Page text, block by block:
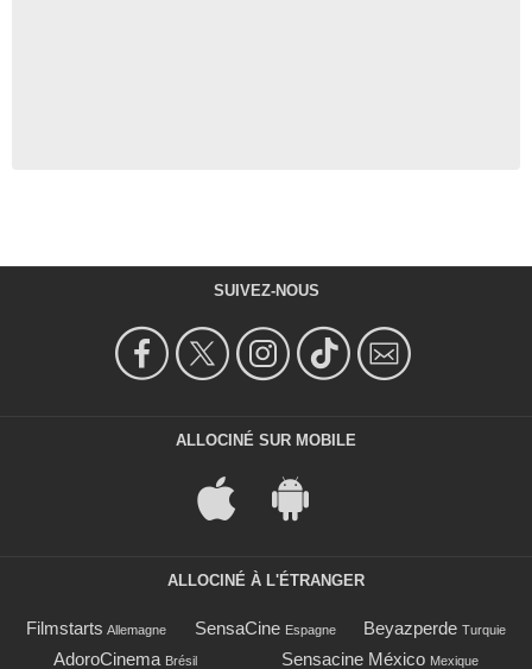
SUIVEZ-NOUS
ALLOCINÉ SUR MOBILE
ALLOCINÉ À L'ÉTRANGER
Filmstarts Allemagne SensaCine Espagne Beyazperde Turquie
AdoroCinema Brésil Sensacine México Mexique